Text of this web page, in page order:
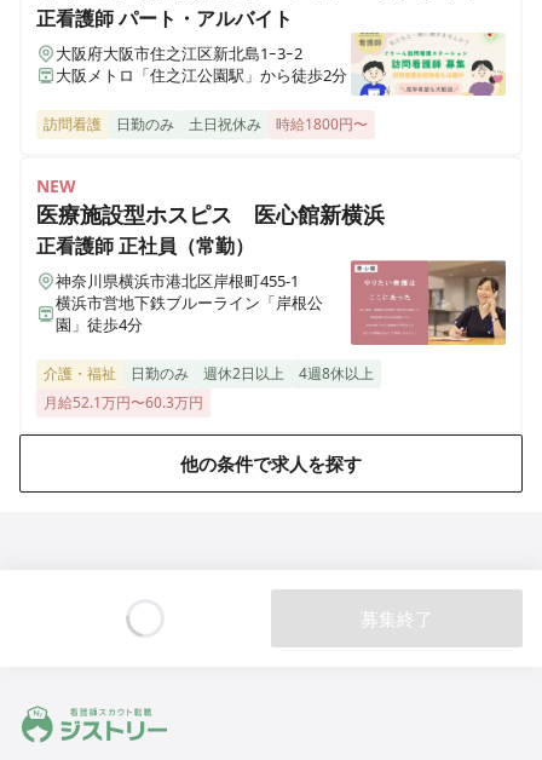
くるむ訪問看護ステーション 新拠点（今治エリア）
愛媛県今治市場所選定中
くるむ訪問看護ステーション 谷町
大阪府大阪市天王寺区東高津町9-4 RIPPLU OASIS SQUARE 501
くるむ訪問看護ステーション
愛知県豊橋市飯村北２丁目７−１７
正看護師パート・アルバイト
大阪府大阪市住之江区新北島1ｰ3ｰ2
大阪メトロ「住之江公園駅」から徒歩2分
訪問看護 日勤のみ 土日祝休み 時給1800円〜
NEW
医療施設型ホスピス 医心館新横浜
正看護師正社員（常勤）
神奈川県横浜市港北区岸根町455-1
横浜市営地下鉄ブルーライン「岸根公
園」徒歩4分
介護・福祉 日勤のみ 週休2日以上
4週8休以上
月給52.1万円〜60.3万円
他の条件で求人を探す
募集終了
ジストリー 看護師の転職マッチング